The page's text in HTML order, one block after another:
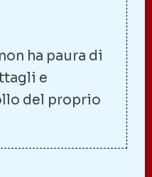
ha paura di
e
del proprio